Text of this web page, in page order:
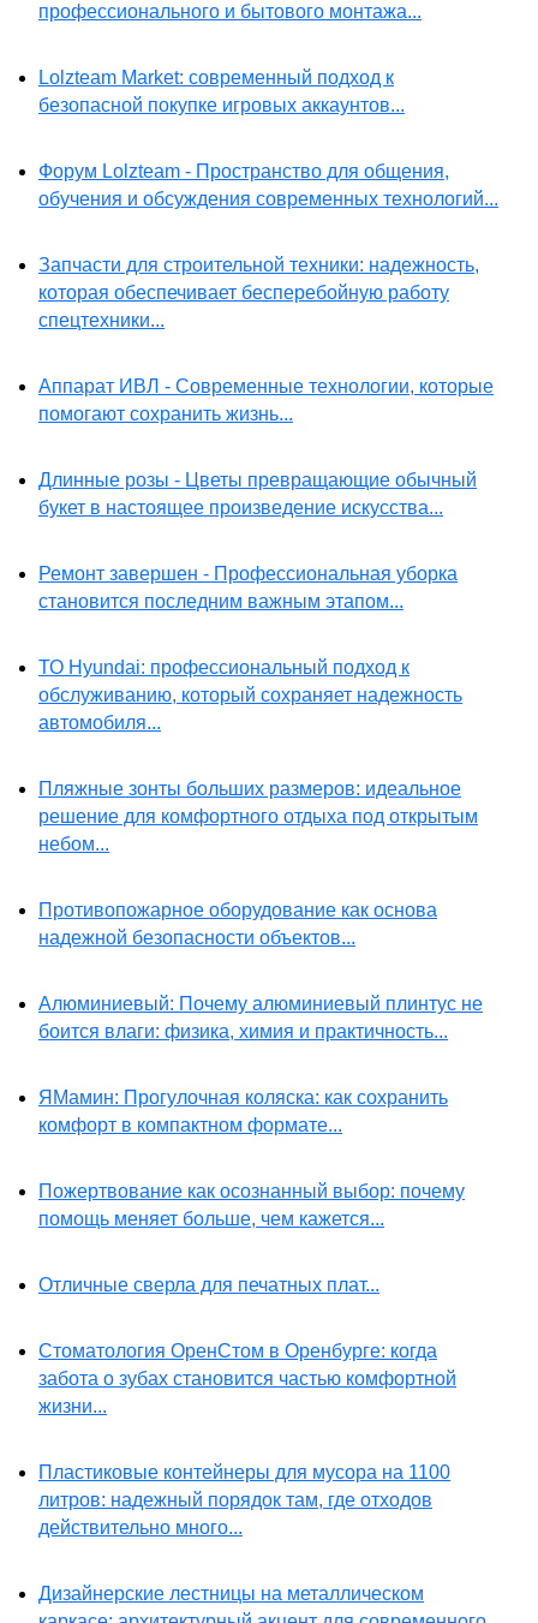
профессионального и бытового монтажа...
Lolzteam Market: современный подход к
безопасной покупке игровых аккаунтов...
Форум Lolzteam - Пространство для общения,
обучения и обсуждения современных технологий...
Запчасти для строительной техники: надежность,
которая обеспечивает бесперебойную работу
спецтехники...
Аппарат ИВЛ - Современные технологии, которые
помогают сохранить жизнь...
Длинные розы - Цветы превращающие обычный
букет в настоящее произведение искусства...
Ремонт завершен - Профессиональная уборка
становится последним важным этапом...
ТО Hyundai: профессиональный подход к
обслуживанию, который сохраняет надежность
автомобиля...
Пляжные зонты больших размеров: идеальное
решение для комфортного отдыха под открытым
небом...
Противопожарное оборудование как основа
надежной безопасности объектов...
Алюминиевый: Почему алюминиевый плинтус не
боится влаги: физика, химия и практичность...
ЯМамин: Прогулочная коляска: как сохранить
комфорт в компактном формате...
Пожертвование как осознанный выбор: почему
помощь меняет больше, чем кажется...
Отличные сверла для печатных плат...
Стоматология ОренСтом в Оренбурге: когда
забота о зубах становится частью комфортной
жизни...
Пластиковые контейнеры для мусора на 1100
литров: надежный порядок там, где отходов
действительно много...
Дизайнерские лестницы на металлическом